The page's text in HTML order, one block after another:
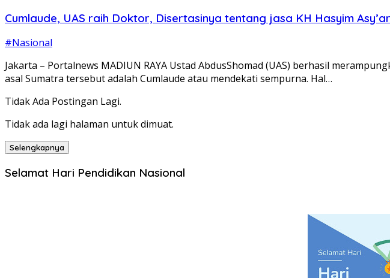
Cumlaude, UAS raih Doktor, Disertasinya tentang jasa KH Hasyim
#Nasional
Jakarta – Portalnews MADIUN RAYA Ustad AbdusShomad (UAS) berhasil
asal Sumatra tersebut adalah Cumlaude atau mendekati sempurna. Hal…
Tidak Ada Postingan Lagi.
Tidak ada lagi halaman untuk dimuat.
Selengkapnya
Selamat Hari Pendidikan Nasional